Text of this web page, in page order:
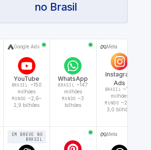
no Brasil
Google Ads
YouTube
BRASIL ~150
milhões
MUNDO ~2,6–
2,9 bilhões
WhatsApp
BRASIL ~147
milhões
MUNDO ~3
bilhões
Meta
Instagram
Ads
BRASIL ~147
milhões
MUNDO ~2,4–
3,0 bilhões
EM BREVE NO
BRASIL
Meta